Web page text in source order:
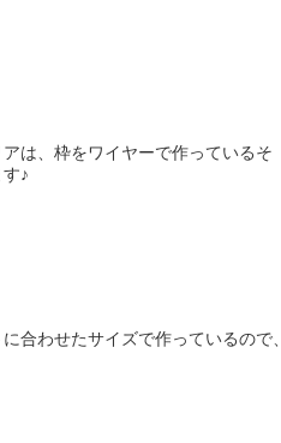
は、枠をワイヤーで作っているそ
♪
合わせたサイズで作っているので、